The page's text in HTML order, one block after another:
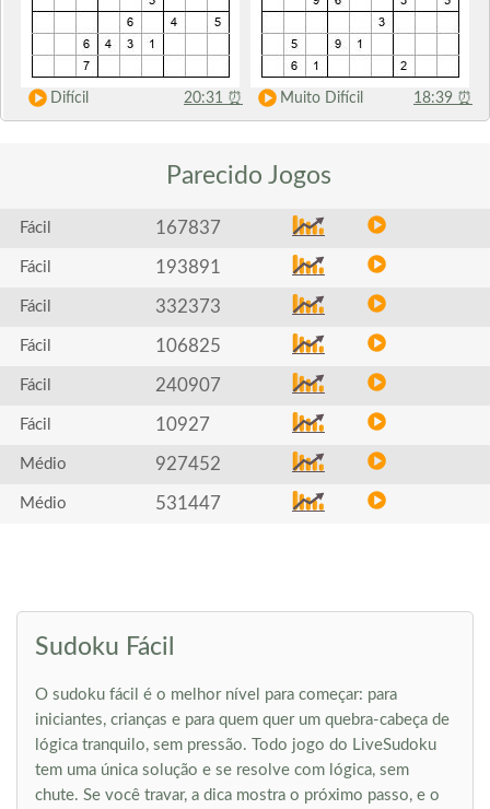
Difícil 20:31 ⏰ Muito Difícil 18:39 ⏰
Parecido Jogos
Fácil 167837
Fácil 193891
Fácil 332373
Fácil 106825
Fácil 240907
Fácil 10927
Médio 927452
Médio 531447
Sudoku Fácil
O sudoku fácil é o melhor nível para começar: para
iniciantes, crianças e para quem quer um quebra-cabeça de
lógica tranquilo, sem pressão. Todo jogo do LiveSudoku
tem uma única solução e se resolve com lógica, sem
chute. Se você travar, a dica mostra o próximo passo, e o